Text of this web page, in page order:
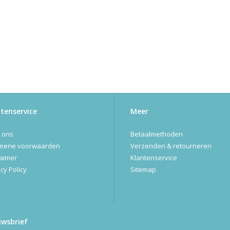
ons
voorwaarden
Policy
Meer
Betaalmethoden
Verzenden & retourneren
Klantenservice
Sitemap